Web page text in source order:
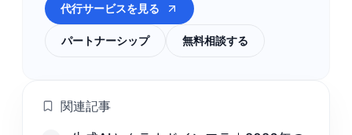
代行サービスを見る
パートナーシップ 無料相談する
関連記事